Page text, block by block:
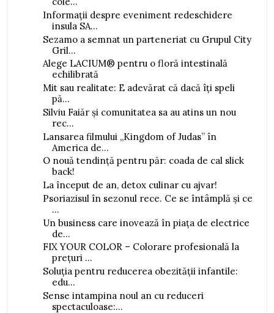
Informații despre eveniment redeschidere
insula SA...
Sezamo a semnat un parteneriat cu Grupul City
Gril...
Alege LACIUM® pentru o floră intestinală
echilibrată
Mit sau realitate: E adevărat că dacă îți speli
pă...
Silviu Faiăr și comunitatea sa au atins un nou
rec...
Lansarea filmului „Kingdom of Judas” în
America de...
O nouă tendință pentru păr: coada de cal slick
back!
La început de an, detox culinar cu ajvar!
Psoriazisul în sezonul rece. Ce se întâmplă și ce
...
Un business care inovează în piața de electrice
de...
FIX YOUR COLOR – Colorare profesională la
prețuri ...
Soluția pentru reducerea obezității infantile:
edu...
Sense intampina noul an cu reduceri
spectaculoase:...